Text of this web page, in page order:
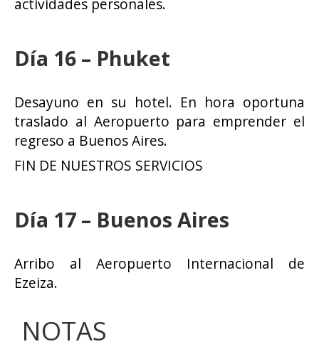
Día 16 – Phuket
Desayuno en su hotel. En hora oportuna
traslado al Aeropuerto para emprender el
regreso a Buenos Aires.
FIN DE NUESTROS SERVICIOS
Día 17 – Buenos Aires
Arribo al Aeropuerto Internacional de
Ezeiza.
NOTAS